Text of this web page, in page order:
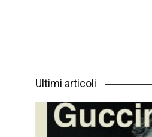
Ultimi articoli